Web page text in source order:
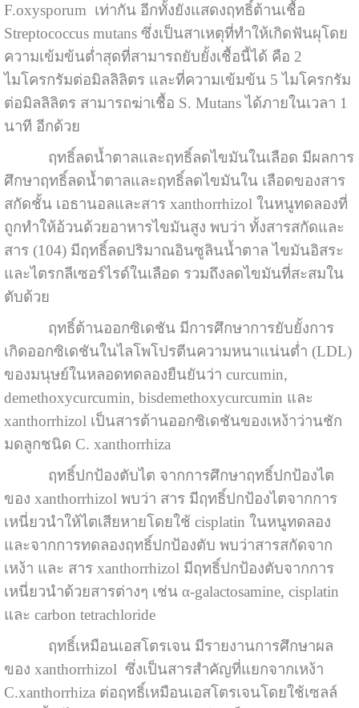
F.oxysporum เท่ากัน อีกทั้งยังแสดงฤทธิ์ต้านเชื้อ
Streptococcus mutans ซึ่งเป็นสาเหตุที่ทำให้เกิดฟันผุโดย
ความเข้มข้นต่ำสุดที่สามารถยับยั้งเชื้อนี้ได้ คือ 2
ไมโครกรัมต่อมิลลิลิตร และที่ความเข้มข้น 5 ไมโครกรัม
ต่อมิลลิลิตร สามารถฆ่าเชื้อ S. Mutans ได้ภายในเวลา 1
นาที อีกด้วย
ฤทธิ์ลดน้ำตาลและฤทธิ์ลดไขมันในเลือด มีผลการ
ศึกษาฤทธิ์ลดน้ำตาลและฤทธิ์ลดไขมันใน เลือดของสาร
สกัดชั้น เอธานอลและสาร xanthorrhizol ในหนูทดลองที่
ถูกทำให้อ้วนด้วยอาหารไขมันสูง พบว่า ทั้งสารสกัดและ
สาร (104) มีฤทธิ์ลดปริมาณอินซูลินน้ำตาล ไขมันอิสระ
และไตรกลีเซอร์ไรด์ในเลือด รวมถึงลดไขมันที่สะสมใน
ตับด้วย
ฤทธิ์ต้านออกซิเดชัน มีการศึกษาการยับยั้งการ
เกิดออกซิเดชันในไลโพโปรตีนความหนาแน่นต่ำ (LDL)
ของมนุษย์ในหลอดทดลองยืนยันว่า curcumin,
demethoxycurcumin, bisdemethoxycurcumin และ
xanthorrhizol เป็นสารต้านออกซิเดชันของเหง้าว่านชัก
มดลูกชนิด C. xanthorrhiza
ฤทธิ์ปกป้องตับไต จากการศึกษาฤทธิ์ปกป้องไต
ของ xanthorrhizol พบว่า สาร มีฤทธิ์ปกป้องไตจากการ
เหนี่ยวนำให้ไตเสียหายโดยใช้ cisplatin ในหนูทดลอง
และจากการทดลองฤทธิ์ปกป้องตับ พบว่าสารสกัดจาก
เหง้า และ สาร xanthorrhizol มีฤทธิ์ปกป้องตับจากการ
เหนี่ยวนำด้วยสารต่างๆ เช่น α-galactosamine, cisplatin
และ carbon tetrachloride
ฤทธิ์เหมือนเอสโตรเจน มีรายงานการศึกษาผล
ของ xanthorrhizol ซึ่งเป็นสารสำคัญที่แยกจากเหง้า
C.xanthorrhiza ต่อฤทธิ์เหมือนเอสโตรเจนโดยใช้เซลล์